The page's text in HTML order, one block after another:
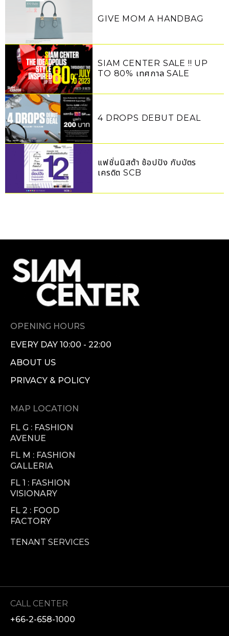
GIVE MOM A HANDBAG
SIAM CENTER SALE !! UP
TO 80% เทศกาล SALE
4 DROPS DEBUT DEAL
แฟชั่นนิสต้า ช้อปปัง กับบัตร
เครดิต SCB
OPENING HOURS
EVERY DAY 10:00 - 22:00
ABOUT US
PRIVACY & POLICY
MAP LOCATION
FL G : FASHION
AVENUE
FL M : FASHION
GALLERIA
FL 1 : FASHION
VISIONARY
FL 2 : FOOD
FACTORY
TENANT SERVICES
CALL CENTER
+66-2-658-1000